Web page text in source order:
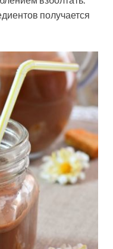
получается